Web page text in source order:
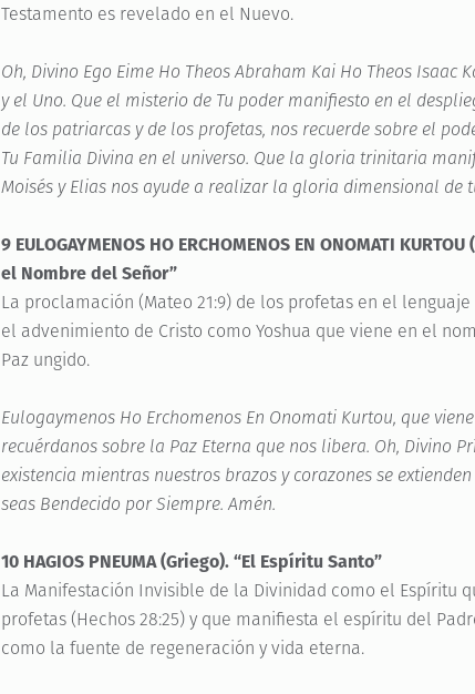
Testamento es revelado en el Nuevo.
Oh, Divino Ego Eime Ho Theos Abraham Kai Ho Theos Isaac
y el Uno. Que el misterio de Tu poder manifiesto en el
de los patriarcas y de los profetas, nos recuerde sobre el
Tu Familia Divina en el universo. Que la gloria trinitaria
Moisés y Elias nos ayude a realizar la gloria dimensional de
9 EULOGAYMENOS HO ERCHOMENOS EN ONOMATI
el Nombre del Señor”
La proclamación (Mateo 21:9) de los profetas en el
el advenimiento de Cristo como Yoshua que viene en el
Paz ungido.
Eulogaymenos Ho Erchomenos En Onomati Kurtou, que
recuérdanos sobre la Paz Eterna que nos libera. Oh, Divino
existencia mientras nuestros brazos y corazones se
seas Bendecido por Siempre. Amén.
10 HAGIOS PNEUMA (Griego). “El Espíritu Santo”
La Manifestación Invisible de la Divinidad como el Espíritu
profetas (Hechos 28:25) y que manifiesta el espíritu del
como la fuente de regeneración y vida eterna.